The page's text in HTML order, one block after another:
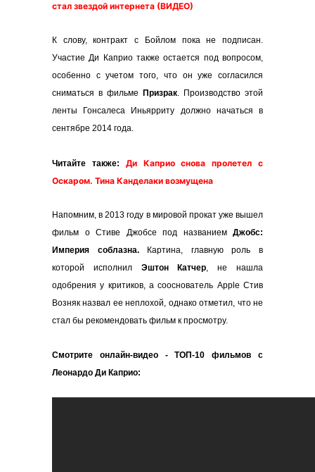
стал звездой интернета (ВИДЕО)
К слову, контракт с Бойлом пока не подписан.
Участие Ди Каприо также остается под вопросом,
особенно с учетом того, что он уже согласился
сниматься в фильме
Призрак. Производство этой
ленты Гонсалеса Иньярриту должно начаться в
сентябре 2014 года.
Читайте также: Ди Каприо снова пролетел с
Оскаром. Тина Канделаки возмущена
Напомним, в 2013 году в мировой прокат уже вышел
фильм о Стиве Джобсе под названием Джобс:
Империя соблазна.Картина, главную роль в
которой исполнил Эштон Катчер, не нашла
одобрения у критиков, а сооснователь Apple Стив
Возняк назвал ее неплохой, однако отметил, что не
стал бы рекомендовать фильм к просмотру.
Смотрите онлайн-видео - ТОП-10 фильмов с
Леонардо Ди Каприо: